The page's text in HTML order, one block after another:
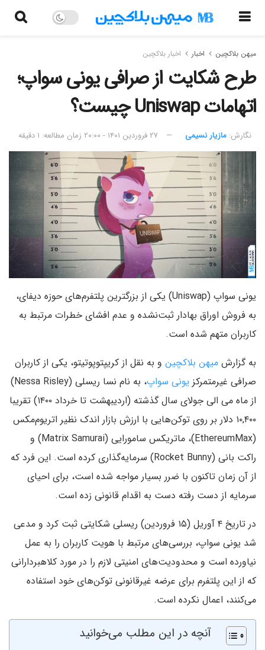
میهن بلاکچین اخبار اخبار بلاکچین
طرح شکایت از صرافی یونی سواپ؛
اتهامات Uniswap چیست؟
نگارش:‌ مازیار نسیمی ۲۷ فروردین ۱۴۰۱ - ۲۰:۰۰ زمان مطالعه: ۱ دقیقه
یونی سواپ (Uniswap) یکی از بزرگترین پلتفرم‌های حوزه دیفای،
به فروش اوراق بهادار ثبت‌نشده و عدم افشای خطرات مرتبط به
کاربران متهم شده است.
به گزارش میهن بلاکچین و به نقل از کریپتوپوتیتو، یکی از کاربران
صرافی غیرمتمرکز یونی سواپ
، به نام نسا ریسلی (Nessa Risley)
از ماه می الی جولای سال گذشته (اردیبهشت تا خرداد ۱۴۰۰) تقریبا
۱۰,۴۰۰ دلار بر روی توکن‌هایی با ارزش بازار اندک نظیر اتریوم‌مکس
(EthereumMax)، ماتریکس سامورایی (Matrix Samurai) و
راکت بانی (Rocket Bunny) سرمایه‌گذاری کرده است. این فرد که
از آن زمان تاکنون با ضرر بسیار مواجه شده است، برای احیای
سرمایه از دست رفته دست به اقدام قانونی زده است.
در تاریخ ۴ آوریل (۱۵ فروردین) ریسلی شکایتی ثبت کرد و مدعی
شد یونی سواپ، بررسی‌های مرتبط با هویت کاربران را به عمل
نیاورده است و محدودیت‌های امنیتی لازم را در مورد کلاهبردارانی
که از این پلتفرم برای عرضه غیرقانونی توکن‌های خود استفاده
می‌کنند، اعمال نکرده است.
آنچه در این مطلب می‌خوانید